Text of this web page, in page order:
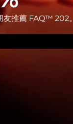
友推薦 FAQ™ 202。